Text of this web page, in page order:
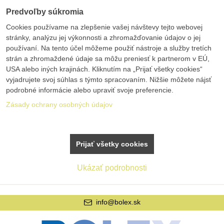
info@bolex.sk
Predvoľby súkromia
Cookies používame na zlepšenie vašej návštevy tejto webovej
stránky, analýzu jej výkonnosti a zhromažďovanie údajov o jej
používaní. Na tento účel môžeme použiť nástroje a služby tretích
strán a zhromaždené údaje sa môžu preniesť k partnerom v EÚ,
USA alebo iných krajinách. Kliknutím na „Prijať všetky cookies“
vyjadrujete svoj súhlas s týmto spracovaním. Nižšie môžete nájsť
podrobné informácie alebo upraviť svoje preferencie.
Zásady ochrany osobných údajov
Ukázať podrobnosti
Prijať všetky cookies